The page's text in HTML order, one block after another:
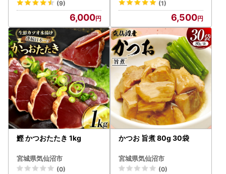
(9)
6,000
(1)
6,500
鰹 かつおたたき 1kg
宮城県気仙沼市
(0)
かつお 旨煮 80g 30袋
宮城県気仙沼市
(0)